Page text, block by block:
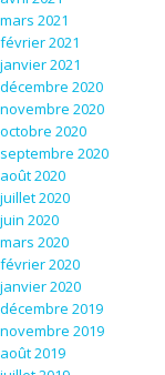
mars 2021
février 2021
janvier 2021
décembre 2020
novembre 2020
octobre 2020
septembre 2020
août 2020
juillet 2020
juin 2020
mars 2020
février 2020
janvier 2020
décembre 2019
novembre 2019
août 2019